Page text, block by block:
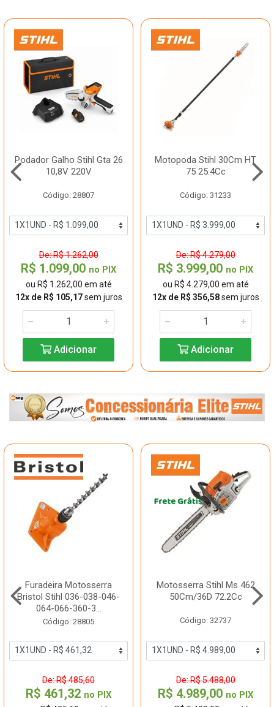
Podador Galho Stihl Gta 26
10,8V 220V
Código: 28807
De: R$ 1.262,00
R$ 1.099,00 no PIX
ou R$ 1.262,00 em até
12x de R$ 105,17sem juros
Adicionar
Motopoda Stihl 30Cm HT
75 25.4Cc
Código: 31233
De: R$ 4.279,00
R$ 3.999,00 no PIX
ou R$ 4.279,00 em até
12x de R$ 356,58sem juros
Adicionar
Furadeira Motosserra
Bristol Stihl 036-038-046-
064-066-360-3...
Código: 28805
De: R$ 485,60
R$ 461,32 no PIX
Motosserra Stihl Ms 462
50Cm/36D 72.2Cc
Código: 32737
De: R$ 5.488,00
R$ 4.989,00 no PIX